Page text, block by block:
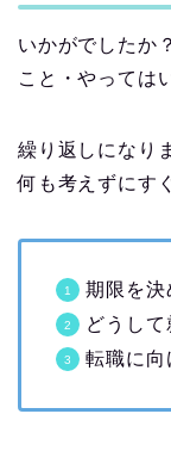
いかがでしたか
こと・やっては
繰り返しになり
何も考えずにす
期限を決
どうし
転職に向